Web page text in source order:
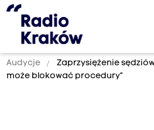
Audycje
Zaprzysiężenie
może blokować procedury”